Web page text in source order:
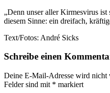
„Denn unser aller Kirmesvirus ist
diesem Sinne: ein dreifach,
Text/Fotos: André Sicks
Schreibe einen
Deine E-Mail-Adresse wird nicht
Felder sind mit * markiert